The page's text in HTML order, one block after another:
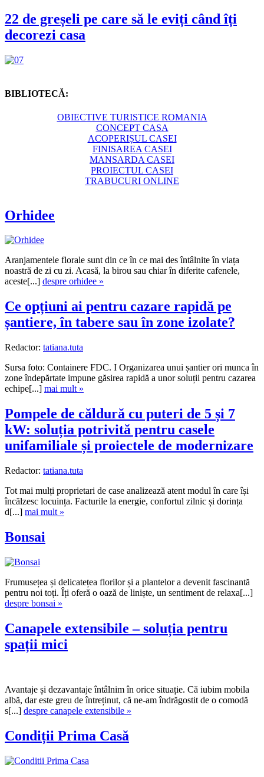
22 de greșeli pe care să le eviți când îți
decorezi casa
BIBLIOTECĂ:
OBIECTIVE TURISTICE ROMANIA
CONCEPT CASA
ACOPERIȘUL CASEI
FINISAREA CASEI
MANSARDA CASEI
PROIECTUL CASEI
TRABUCURI ONLINE
Orhidee
Aranjamentele florale sunt din ce în ce mai des întâlnite în viața
noastră de zi cu zi. Acasă, la birou sau chiar în diferite cafenele,
aceste[...] despre orhidee »
Ce opțiuni ai pentru cazare rapidă pe
șantiere, în tabere sau în zone izolate?
Redactor: tatiana.tuta
Sursa foto: Containere FDC. I Organizarea unui șantier ori munca în
zone îndepărtate impune găsirea rapidă a unor soluții pentru cazarea
echipe[...] mai mult »
Pompele de căldură cu puteri de 5 și 7
kW: soluția potrivită pentru casele
unifamiliale și proiectele de modernizare
Redactor: tatiana.tuta
Tot mai mulți proprietari de case analizează atent modul în care își
încălzesc locuința. Facturile la energie, confortul zilnic și dorința
d[...] mai mult »
Bonsai
Frumusețea și delicatețea florilor și a plantelor a devenit fascinantă
pentru noi toți. Îți oferă o oază de liniște, un sentiment de relaxa[...]
despre bonsai »
Canapele extensibile – soluția pentru
spații mici
Avantaje și dezavantaje întâlnim în orice situație. Că iubim mobila
albă, dar este greu de întreținut, că ne-am îndrăgostit de o comodă
s[...] despre canapele extensibile »
Condiții Prima Casă